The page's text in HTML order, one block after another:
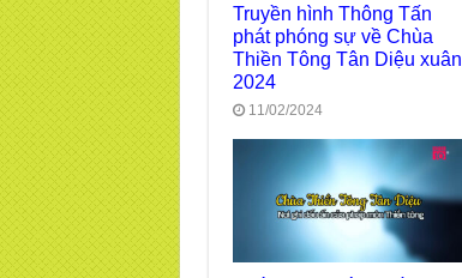
Truyền hình Thông Tấn
phát phóng sự về Chùa
Thiền Tông Tân Diệu xuân
2024
11/02/2024